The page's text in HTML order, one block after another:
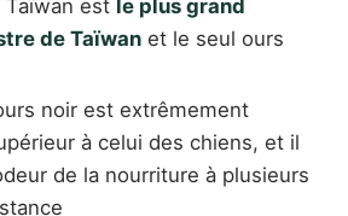
Taïwan est le plus grand
de Taïwan et le seul ours
noir est extrêmement
à celui des chiens, et il
de la nourriture à plusieurs